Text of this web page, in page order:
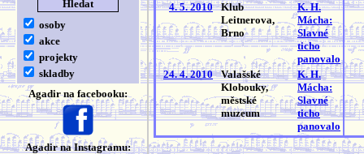
osoby
akce
projekty
skladby
Agadir na facebooku:
Agadir na Instagramu:
4. 5. 2010
Klub
Leitnerova,
Brno
K. H.
Mácha:
Slavné
ticho
panovalo
24. 4. 2010
Valašské
Klobouky,
městské
muzeum
K. H.
Mácha:
Slavné
ticho
panovalo